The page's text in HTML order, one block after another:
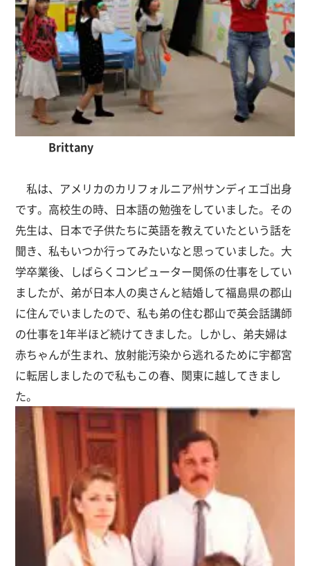
Brittany
私は、アメリカのカリフォルニア州サンディエゴ出身
です。高校生の時、日本語の勉強をしていました。その
先生は、日本で子供たちに英語を教えていたという話を
聞き、私もいつか行ってみたいなと思っていました。大
学卒業後、しばらくコンピューター関係の仕事をしてい
ましたが、弟が日本人の奥さんと結婚して福島県の郡山
に住んでいましたので、私も弟の住む郡山で英会話講師
の仕事を1年半ほど続けてきました。しかし、弟夫婦は
赤ちゃんが生まれ、放射能汚染から逃れるために宇都宮
に転居しましたので私もこの春、関東に越してきまし
た。